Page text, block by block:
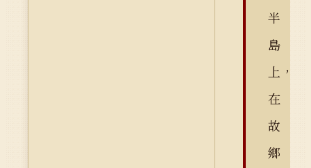
半
島
上，
在
故
鄉